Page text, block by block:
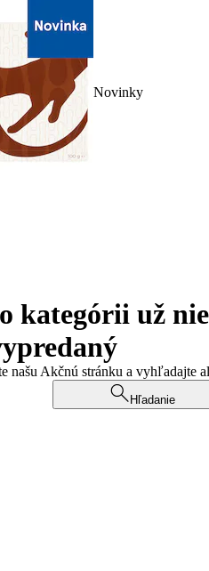
Novinky
kategórii už
našu Akčnú stránku a vyhľadajte
Hľadanie